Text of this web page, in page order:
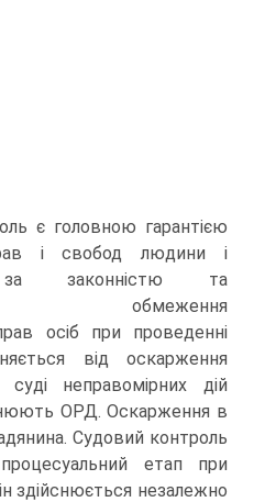
є головною гарантією
і свобод людини і
за законністю та
обмеження
осіб при проведенні
від оскарження
неправомірних дій
ОРД. Оскарження в
Судовий контроль
етап при
здійснюється незалежно